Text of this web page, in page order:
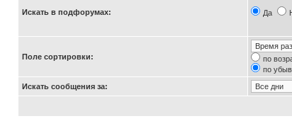
Искать в подфорумах: Да
Поле сортировки:
по
по
Искать сообщения за: